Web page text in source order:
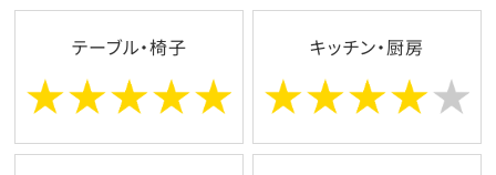
テーブル・椅子 キッチン・厨房